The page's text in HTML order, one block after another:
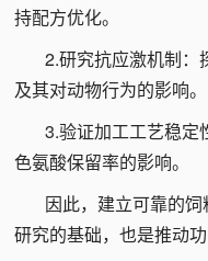
持配方优化。
2.研究抗应激机制：
及其对动物行为的影响。
3.验证加工工艺稳定
色氨酸保留率的影响。
因此，建立可靠的
研究的基础，也是推动